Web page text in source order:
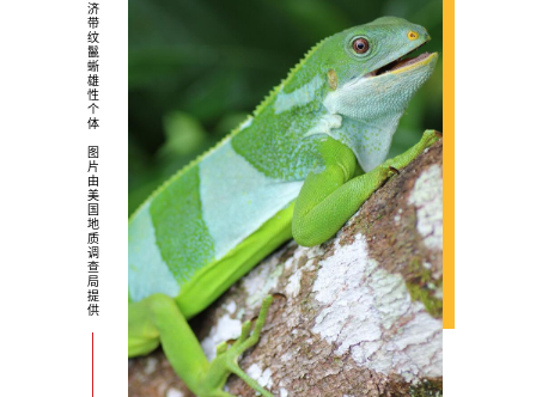
济
带
纹
鬣
蜥
雄
性
个
体
图
片
由
美
国
地
质
调
查
局
提
供